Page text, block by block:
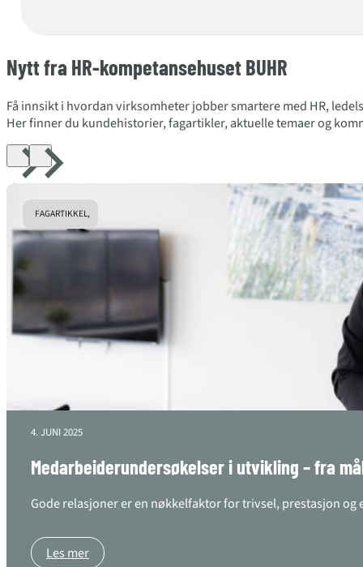
Nytt fra HR-kompetansehuset BUHR
Få innsikt i hvordan virksomheter jobber smartere med HR,
Her finner du kundehistorier, fagartikler, aktuelle temaer og
FAGARTIKKEL,
4. JUNI 2025
Medarbeiderundersøkelser i utvikling – fra
Gode relasjoner er en nøkkelfaktor for trivsel, prestasjon
Les mer